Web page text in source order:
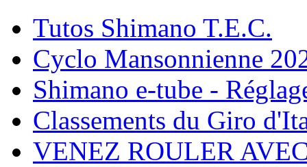
Tutos Shimano T.E.C.
Cyclo Mansonnienne
Shimano e-tube -
Classements du Giro
VENEZ ROULER